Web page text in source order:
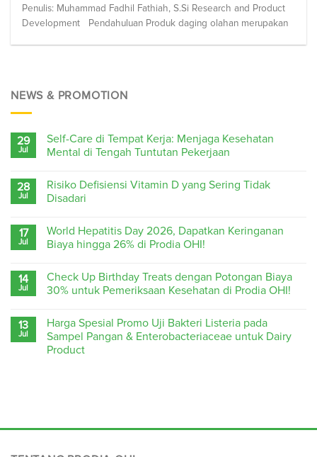
Penulis: Muhammad Fadhil Fathiah, S.Si Research and Product
Development Pendahuluan Produk daging olahan merupakan
NEWS & PROMOTION
29
Jul
Self-Care di Tempat Kerja: Menjaga Kesehatan
Mental di Tengah Tuntutan Pekerjaan
28
Jul
Risiko Defisiensi Vitamin D yang Sering Tidak
Disadari
17
Jul
World Hepatitis Day 2026, Dapatkan Keringanan
Biaya hingga 26% di Prodia OHI!
14
Jul
Check Up Birthday Treats dengan Potongan Biaya
30% untuk Pemeriksaan Kesehatan di Prodia OHI!
13
Jul
Harga Spesial Promo Uji Bakteri Listeria pada
Sampel Pangan & Enterobacteriaceae untuk Dairy
Product